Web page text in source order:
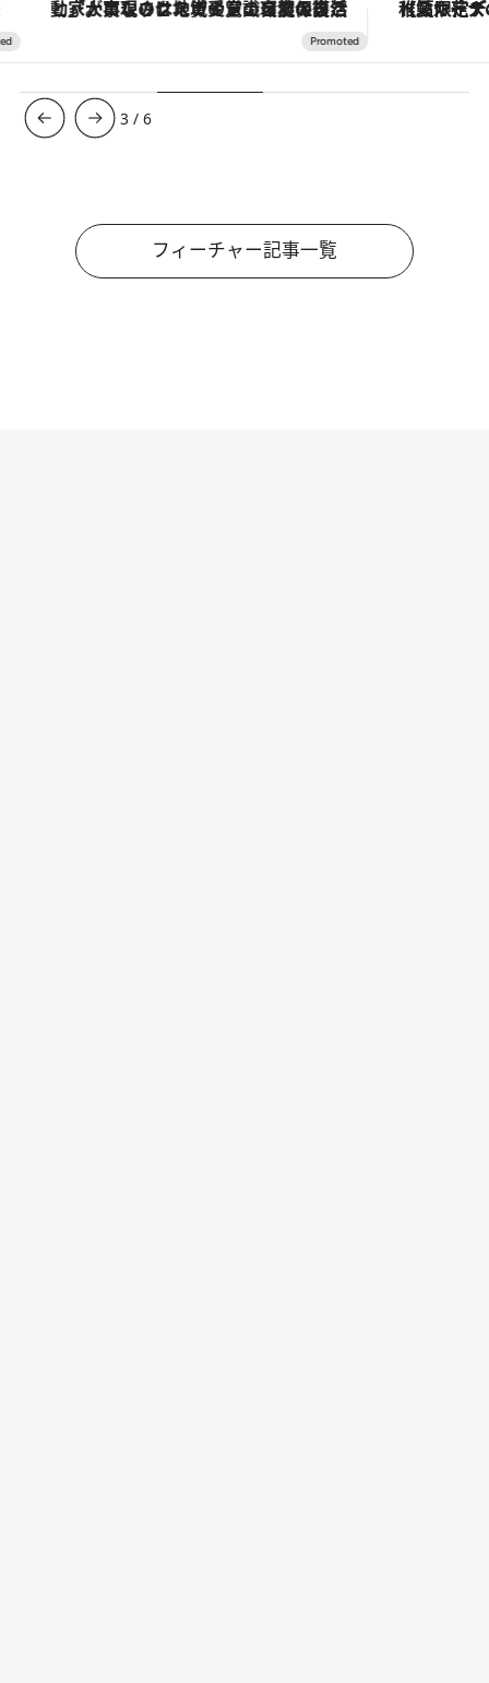
「大事なのは地域の意識を変えること」。ロレックス賞受賞の自然保護活動家が実現させたナイジェリアの自然環境の復活 【夏限定ディナーコース】旬を
3 /6
フィーチャー記事一覧